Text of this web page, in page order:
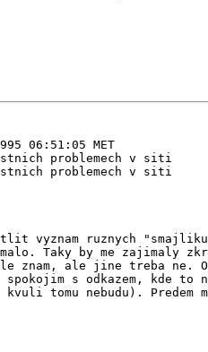
06:51:05 MET
problemech v siti
problemech v siti
vyznam ruznych
Taky by me zajimaly
znam, ale jine treba ne.
spokojim s odkazem, kde
tomu nebudu). Predem